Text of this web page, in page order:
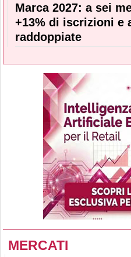
Marca 2027: a sei
+13% di iscrizioni e
raddoppiate
MERCATI